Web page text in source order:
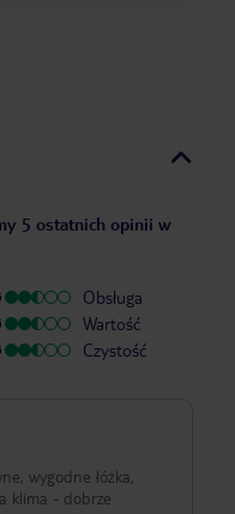
5 ostatnich opinii w
Obsługa
Wartość
Czystość
wygodne łóżka,
klima - dobrze